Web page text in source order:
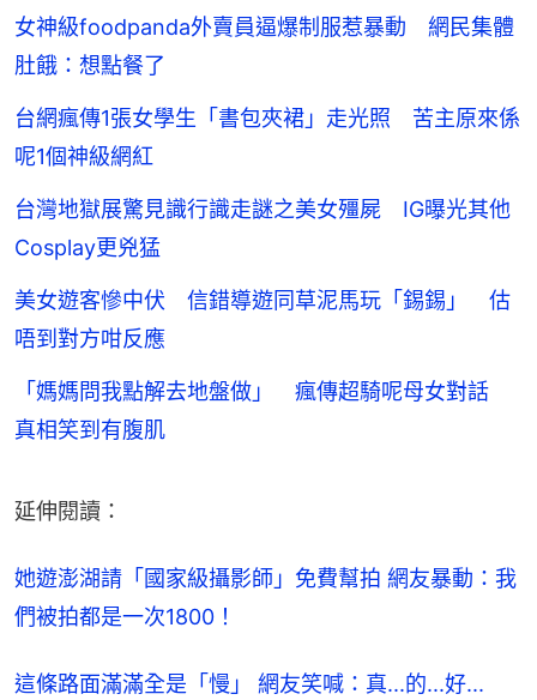
女神級foodpanda外賣員逼爆制服惹暴動 網民集體
肚餓：想點餐了
台網瘋傳1張女學生「書包夾裙」走光照 苦主原來係
呢1個神級網紅
台灣地獄展驚見識行識走謎之美女殭屍 IG曝光其他
Cosplay更兇猛
美女遊客慘中伏 信錯導遊同草泥馬玩「錫錫」 估
唔到對方咁反應
「媽媽問我點解去地盤做」 瘋傳超騎呢母女對話
真相笑到有腹肌
延伸閱讀：
她遊澎湖請「國家級攝影師」免費幫拍 網友暴動：我
們被拍都是一次1800！
這條路面滿滿全是「慢」 網友笑喊：真...的...好...